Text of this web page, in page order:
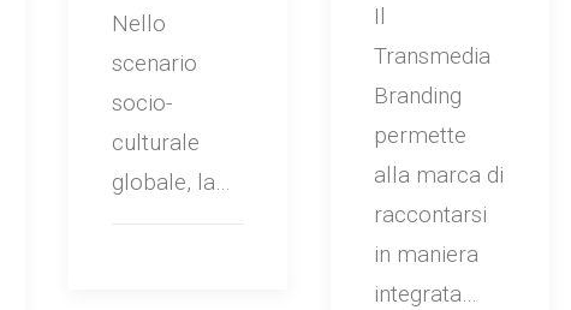
Nello
scenario
socio-
culturale
globale, la…
Il
Transmedia
Branding
permette
alla marca di
raccontarsi
in maniera
integrata…